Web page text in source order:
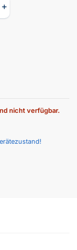
nicht verfügbar.